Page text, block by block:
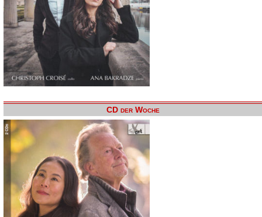
CD der Woche